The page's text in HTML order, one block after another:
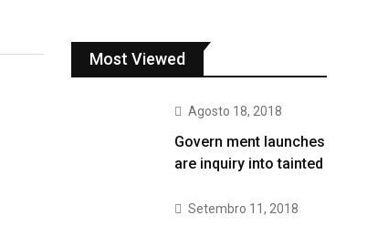
Most Viewed
Agosto 18, 2018
Govern ment launches
are inquiry into tainted
Setembro 11, 2018